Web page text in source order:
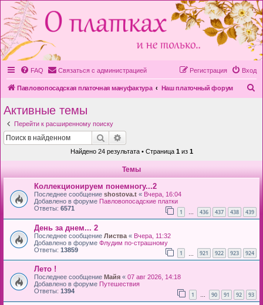
FAQ Связаться с администрацией Вход
Регистрация
Павловопосадская платочная мануфактура Наш платочный форум
Активные темы
Перейти к расширенному поиску
Поиск
Найдено 24 результата • Страница 1из 1
Темы
Коллекционируем понемногу...2
Последнее сообщение shostova.t « Вчера, 16:04
Добавлено в форуме Павловопосадские платки
Ответы: 6571 1 … 436 437 438 439
День за днем... 2
Последнее сообщение Листва « Вчера, 11:32
Добавлено в форуме Флудим по-страшному
Ответы: 13859 1 921 922 923 924
Лето !
Последнее сообщение Майя « 07 авг 2026, 14:18
Добавлено в форуме Путешествия
Ответы: 1394 1 … 90 91 92 93